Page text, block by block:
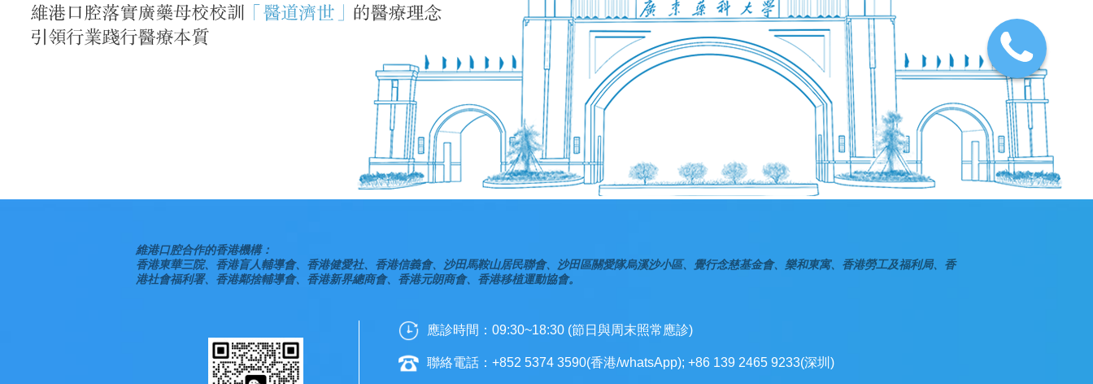
維港口腔合作的香港機構：
香港東華三院、香港盲人輔導會、香港健愛社、香港信義會、沙田馬鞍山居民聯會、沙田區關愛隊烏溪沙小區、覺行念慈基金會、樂和東寓、香港勞工及福利局、香
港社會福利署、香港鄰捨輔導會、香港新界總商會、香港元朗商會、香港移植運動協會。
應診時間：09:30~18:30 (節日與周末照常應診)
聯絡電話：+852 5374 3590(香港/whatsApp); +86 139 2465 9233(深圳)